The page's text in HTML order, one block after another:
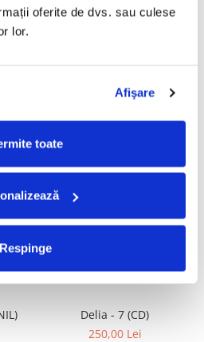
oferite de dvs. sau culese
lor.
Afişare
toate
Respinge
50,00 Lei
Vița De Vie – În Corzi (Live
220,00 Lei
Delia - 7 (CD)
250,00 Lei